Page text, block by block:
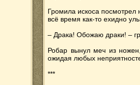
Громила искоса
всё время как-то ехидно
– Драка! Обожаю драки! –
Робар вынул меч из
ожидая любых
***